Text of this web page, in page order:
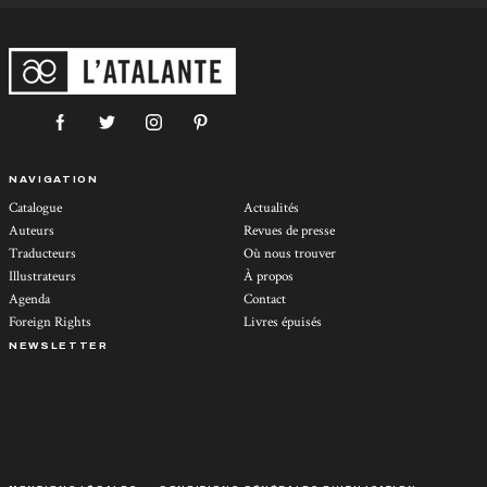
NAVIGATION
Catalogue
Auteurs
Traducteurs
Illustrateurs
Agenda
Foreign Rights
Actualités
Revues de presse
Où nous trouver
À propos
Contact
Livres épuisés
NEWSLETTER